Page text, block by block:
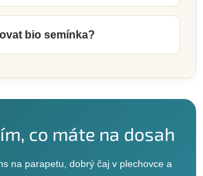
bio semínka?
co máte na dosah
na parapetu, dobrý čaj v plechovce a